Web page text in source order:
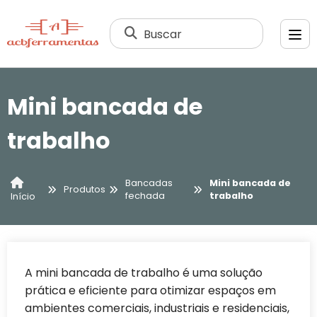
Buscar
Mini bancada de
trabalho
Início
Produtos
Bancadas
fechada
Mini bancada de
trabalho
A mini bancada de trabalho é uma solução
prática e eficiente para otimizar espaços em
ambientes comerciais, industriais e residenciais,